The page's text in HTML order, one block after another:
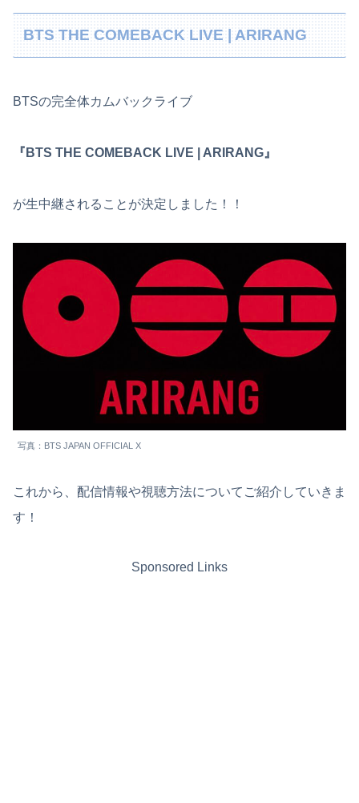
BTS THE COMEBACK LIVE | ARIRANG
BTSの完全体カムバックライブ
『BTS THE COMEBACK LIVE | ARIRANG』
が生中継されることが決定しました！！
写真：BTS JAPAN OFFICIAL X
これから、配信情報や視聴方法についてご紹介していきま
す！
Sponsored Links